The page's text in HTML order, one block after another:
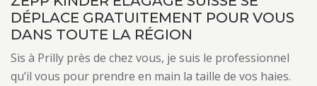
DÉPLACE GRATUITEMENT POUR VOUS
DANS TOUTE LA RÉGION
Sis à Prilly près de chez vous, je suis le professionnel
qu’il vous pour prendre en main la taille de vos haies.